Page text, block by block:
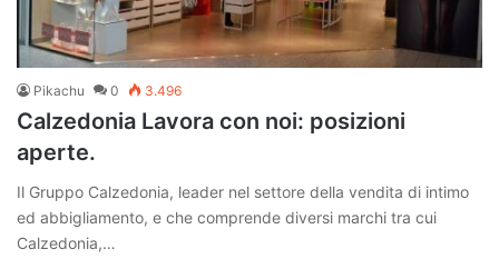
Pikachu 0 3.496
Calzedonia Lavora con noi: posizioni
aperte.
Il Gruppo Calzedonia, leader nel settore della vendita di intimo
ed abbigliamento, e che comprende diversi marchi tra cui
Calzedonia,…